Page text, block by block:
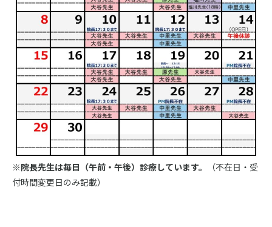
※院長先生は毎日（午前・午後）診療しています。
（不在日・受
付時間変更日のみ記載）